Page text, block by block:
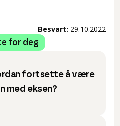
Besvart: 29.10.2022
for deg
fortsette å være
med eksen?